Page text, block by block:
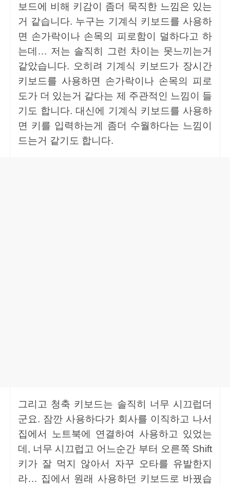
보드에 비해 키감이 좀더 묵직한 느낌은 있는
거 같습니다. 누구는 기계식 키보드를 사용하
면 손가락이나 손목의 피로함이 덜하다고 하
는데… 저는 솔직히 그런 차이는 못느끼는거
같았습니다. 오히려 기계식 키보드가 장시간
키보드를 사용하면 손가락이나 손목의 피로
도가 더 있는거 같다는 제 주관적인 느낌이 들
기도 합니다. 대신에 기계식 키보드를 사용하
면 키를 입력하는게 좀더 수월하다는 느낌이
드는거 같기도 합니다.
그리고 청축 키보드는 솔직히 너무 시끄럽더
군요. 잠깐 사용하다가 회사를 이직하고 나서
집에서 노트북에 연결하여 사용하고 있었는
데, 너무 시끄럽고 어느순간 부터 오른쪽 Shift
키가 잘 먹지 않아서 자꾸 오타를 유발한지
라… 집에서 원래 사용하던 키보드로 바꿨습